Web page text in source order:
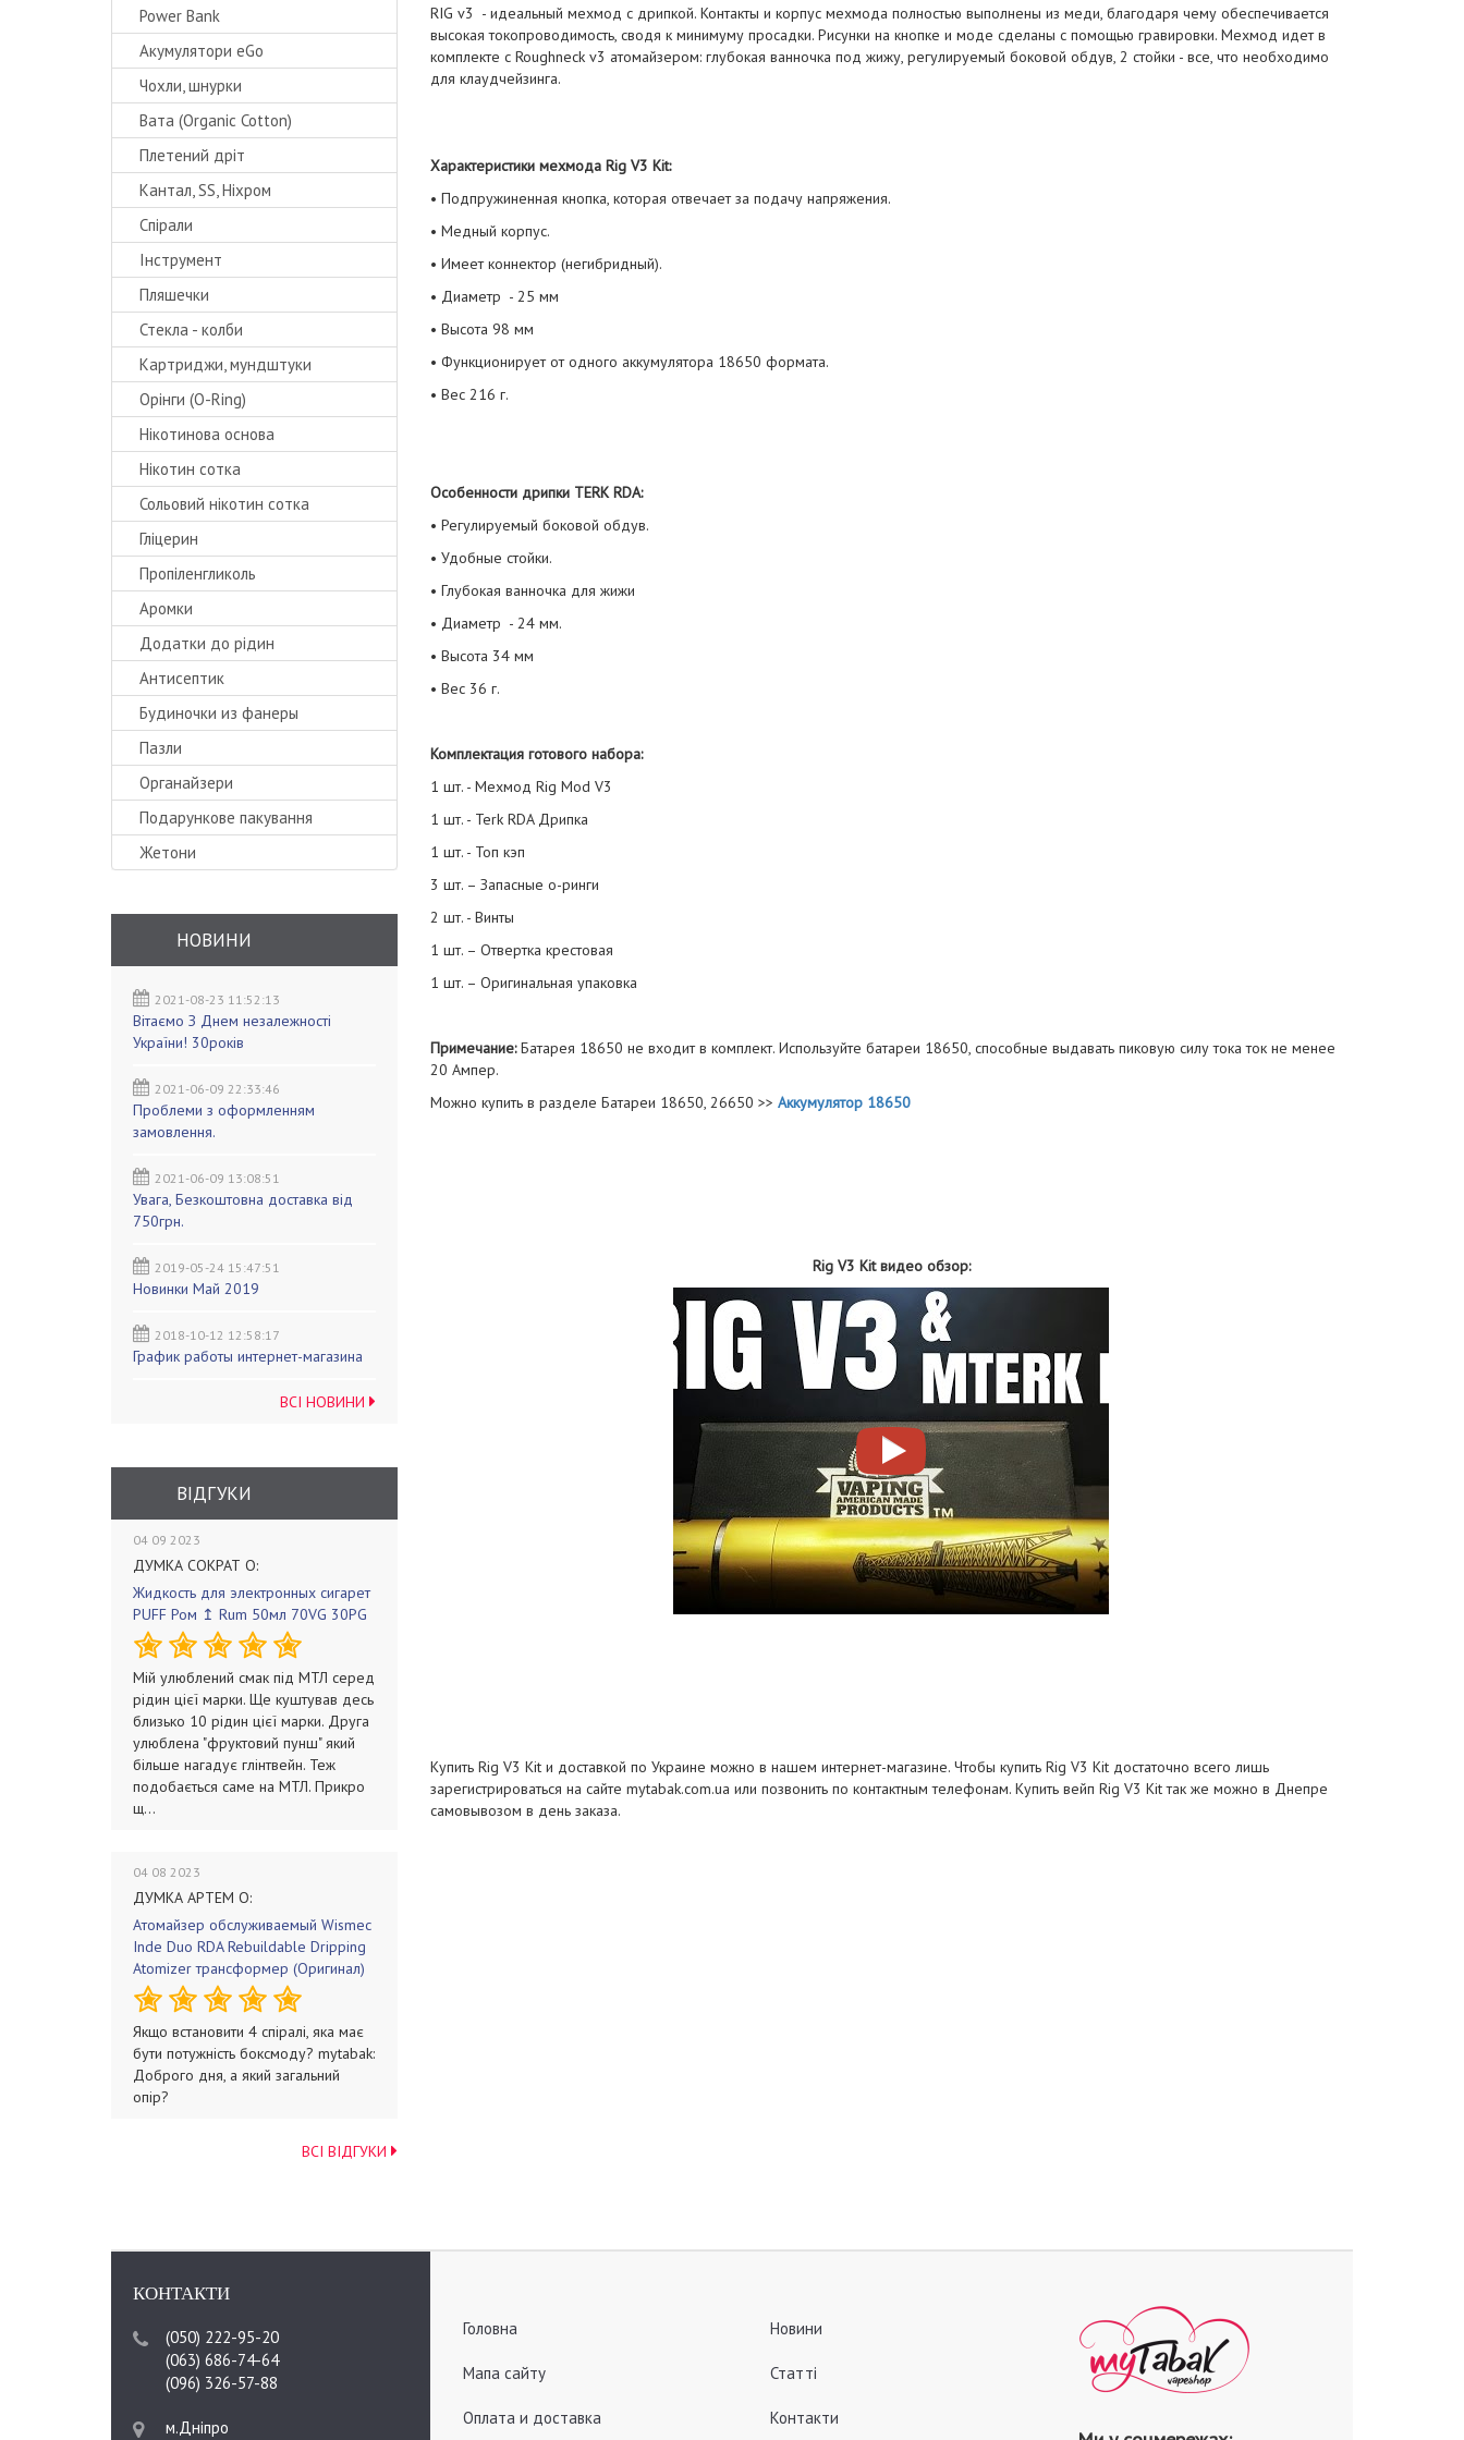
Power Bank
Акумулятори eGo
Чохли, шнурки
Вата (Organic Cotton)
Плетений дріт
Кантал, SS, Ніхром
Спірали
Інструмент
Пляшечки
Стекла - колби
Картриджи, мундштуки
Орінги (O-Ring)
Нікотинова основа
Нікотин сотка
Сольовий нікотин сотка
Гліцерин
Пропіленгликоль
Аромки
Додатки до рідин
Антисептик
Будиночки из фанеры
Пазли
Органайзери
Подарункове пакування
Жетони
НОВИНИ
2021-08-23 11:52:13
Вітаємо З Днем незалежності
України! 30років
2021-06-09 22:33:46
Проблеми з оформленням
замовлення.
2021-06-09 13:08:51
Увага, Безкоштовна доставка від
750грн.
2019-05-24 15:47:51
Новинки Май 2019
2018-10-12 12:58:17
График работы интернет-магазина
ВСІ НОВИНИ
ВІДГУКИ
04 09 2023
ДУМКА СОКРАТ О:
Жидкость для электронных сигарет
PUFF Ром ↥ Rum 50мл 70VG 30PG
Мій улюблений смак під МТЛ серед
рідин цієї марки. Ще куштував десь
близько 10 рідин цієї марки. Друга
улюблена "фруктовий пунш" який
більше нагадує глінтвейн. Теж
подобається саме на МТЛ. Прикро
щ...
04 08 2023
ДУМКА АРТЕМ О:
Атомайзер обслуживаемый Wismec
Inde Duo RDA Rebuildable Dripping
Atomizer трансформер (Оригинал)
Якщо встановити 4 спіралі, яка має
бути потужність боксмоду? mytabak:
Доброго дня, а який загальний
опір?
ВСІ ВІДГУКИ
RIG v3 - идеальный мехмод с дрипкой. Контакты и корпус мехмода полностью выполнены из меди, благодаря чему обеспечивается
высокая токопроводимость, сводя к минимуму просадки. Рисунки на кнопке и моде сделаны с помощью гравировки. Мехмод идет в
комплекте с Roughneck v3 атомайзером: глубокая ванночка под жижу, регулируемый боковой обдув, 2 стойки - все, что необходимо
для клаудчейзинга.
Характеристики мехмода Rig V3 Kit:
• Подпружиненная кнопка, которая отвечает за подачу напряжения.
• Медный корпус.
• Имеет коннектор (негибридный).
• Диаметр - 25 мм
• Высота 98 мм
• Функционирует от одного аккумулятора 18650 формата.
• Вес 216 г.
Особенности дрипки TERK RDA:
• Регулируемый боковой обдув.
• Удобные стойки.
• Глубокая ванночка для жижи
• Диаметр - 24 мм.
• Высота 34 мм
• Вес 36 г.
Комплектация готового набора:
1 шт. - Мехмод Rig Mod V3
1 шт. - Terk RDA Дрипка
1 шт. - Топ кэп
3 шт. – Запасные о-ринги
2 шт. - Винты
1 шт. – Отвертка крестовая
1 шт. – Оригинальная упаковка
Примечание:Батарея 18650 не входит в комплект. Используйте батареи 18650, способные выдавать пиковую силу тока ток не менее
20 Ампер.
Можно купить в разделе Батареи 18650, 26650 >> Аккумулятор 18650
Rig V3 Kit видео обзор:
Купить Rig V3 Kit и доставкой по Украине можно в нашем интернет-магазине. Чтобы купить Rig V3 Kit достаточно всего лишь
зарегистрироваться на сайте mytabak.com.ua или позвонить по контактным телефонам. Купить вейп Rig V3 Kit так же можно в Днепре
самовывозом в день заказа.
КОНТАКТИ
(050) 222-95-20
(063) 686-74-64
(096) 326-57-88
м.Дніпро
Головна
Мапа сайту
Оплата и доставка
Новини
Статті
Контакти